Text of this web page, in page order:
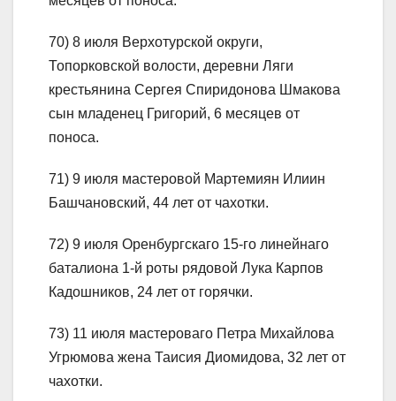
70) 8 июля Верхотурской округи,
Топорковской волости, деревни Ляги
крестьянина Сергея Спиридонова Шмакова
сын младенец Григорий, 6 месяцев от
поноса.
71) 9 июля мастеровой Мартемиян Илиин
Башчановский, 44 лет от чахотки.
72) 9 июля Оренбургскаго 15-го линейнаго
баталиона 1-й роты рядовой Лука Карпов
Кадошников, 24 лет от горячки.
73) 11 июля мастероваго Петра Михайлова
Угрюмова жена Таисия Диомидова, 32 лет от
чахотки.